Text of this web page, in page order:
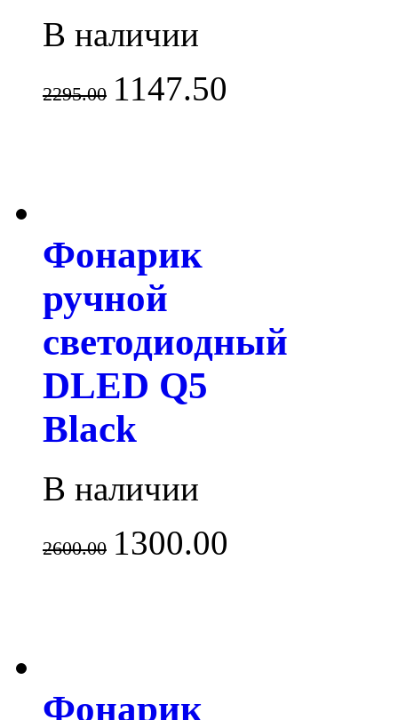
В наличии
2295.00 1147.50
Фонарик
ручной
светодиодный
DLED Q5
Black
В наличии
2600.00 1300.00
Фонарик